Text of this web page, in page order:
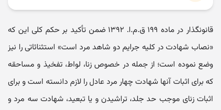
قانونگذار در ماده ۱۹۹ ق.م.ا. ۱۳۹۲ ضمن تأکید بر حکم کلی این که
«نصاب شهادت در کلیه جرایم دو شاهد مرد است» استثنائاتی را نیز
وضع نموده است؛ از جمله در خصوص زنا، لواط، تفخیذ و مساحقه
که برای اثبات آنها شهادت چهار مرد عادل را لازم دانسته است و برای
اثبات زنای موجب حد جلد، تراشیدن و یا تبعید، شهادت سه مرد و